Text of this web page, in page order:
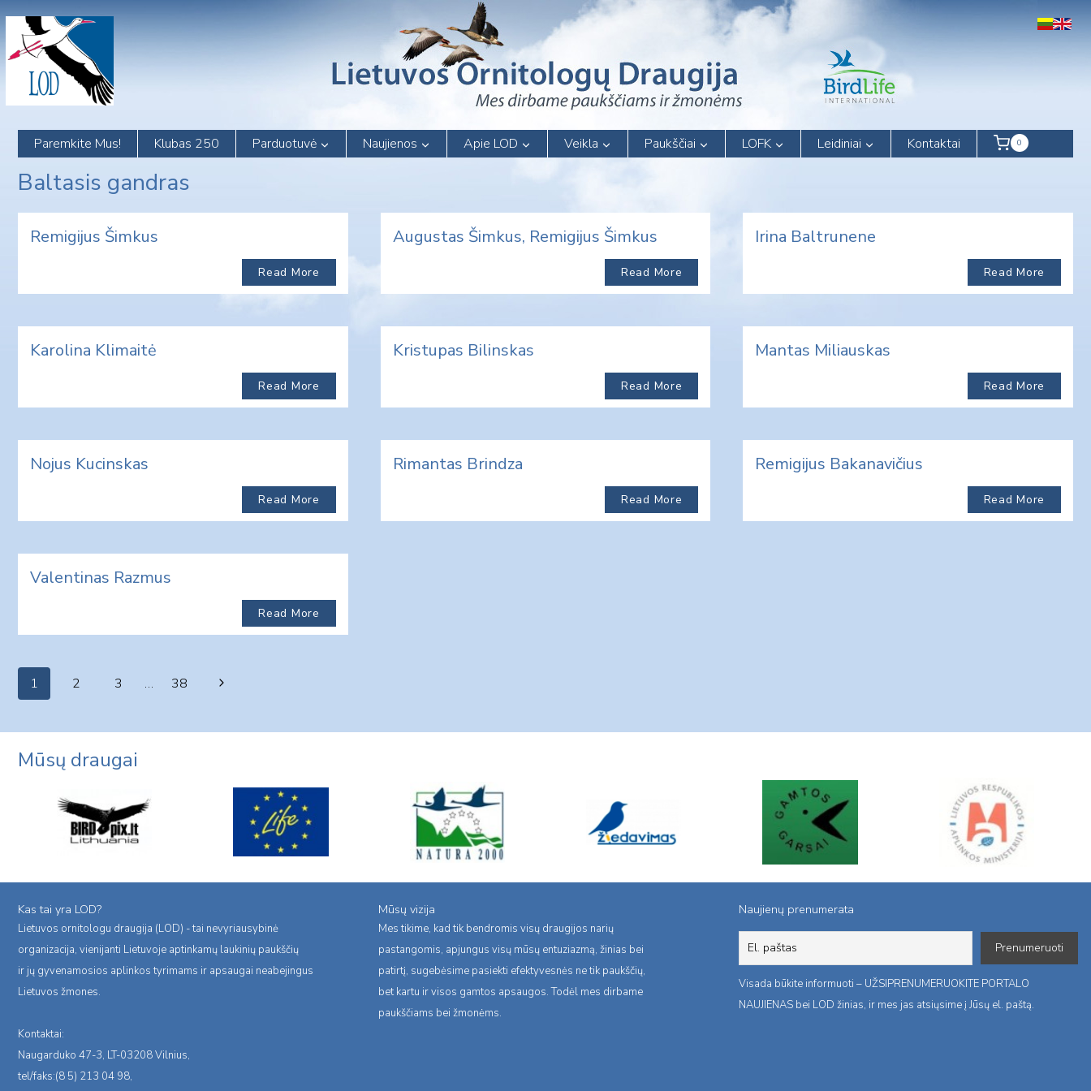
content
Paremkite Mus! Klubas 250 Parduotuvė Naujienos Apie LOD Veikla Paukščiai LOFK Leidiniai Kontaktai 0
Baltasis gandras
Remigijus Šimkus
Read More
Augustas Šimkus, Remigijus Šimkus
Read More
Irina Baltrunene
Read More
Karolina Klimaitė
Read More
Kristupas Bilinskas
Read More
Mantas Miliauskas
Read More
Nojus Kucinskas
Read More
Rimantas Brindza
Read More
Remigijus Bakanavičius
Read More
Valentinas Razmus
Read More
Page
1 2 3 … 38
Next
Mūsų draugai
Kas tai yra LOD?
Lietuvos ornitologu draugija (LOD) - tai nevyriausybinė
organizacija, vienijanti Lietuvoje aptinkamų laukinių paukščių
ir jų gyvenamosios aplinkos tyrimams ir apsaugai neabejingus
Lietuvos žmones.
Kontaktai:
Naugarduko 47-3, LT-03208 Vilnius,
tel/faks:(8 5) 213 04 98,
Mūsų vizija
Mes tikime, kad tik bendromis visų draugijos narių
pastangomis, apjungus visų mūsų entuziazmą, žinias bei
patirtį, sugebėsime pasiekti efektyvesnės ne tik paukščių,
bet kartu ir visos gamtos apsaugos. Todėl mes dirbame
paukščiams bei žmonėms.
Naujienų prenumerata
Visada būkite informuoti – UŽSIPRENUMERUOKITE PORTALO
NAUJIENAS bei LOD žinias, ir mes jas atsiųsime į Jūsų el. paštą.